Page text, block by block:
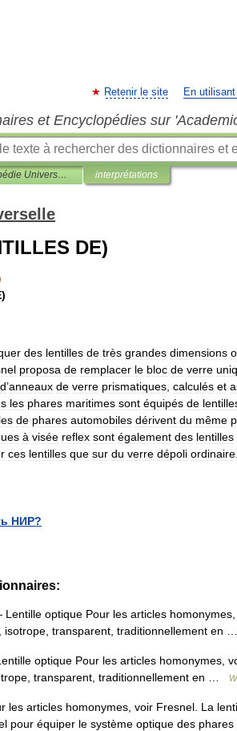
Retenir le site En
et Encyclopédies sur
Encyclopédie Universelle interprétations
DE)
)
des lentilles de très grandes dimensions
proposa de remplacer le bloc de verre
d’anneaux de verre prismatiques calculés et
les phares maritimes sont équipés de
de phares automobiles dérivent du même
à visée reflex sont également des lentilles
ces lentilles que sur du verre dépoli ordinaire
НИР?
optique Pour les articles
isotrope, transparent, traditionnellement en
optique Pour les articles homonymes,
transparent, traditionnellement en …
les articles homonymes, voir Fresnel. La
pour équiper le système optique des